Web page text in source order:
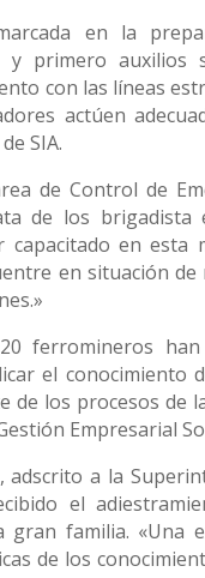
en la
y primero
con las líneas
actúen
SIA.
de Control de
de los
capacitado en
en situación
ferromineros
el conocimiento
de los procesos de
Empresarial
adscrito a la
el
gran familia. «Una
de los